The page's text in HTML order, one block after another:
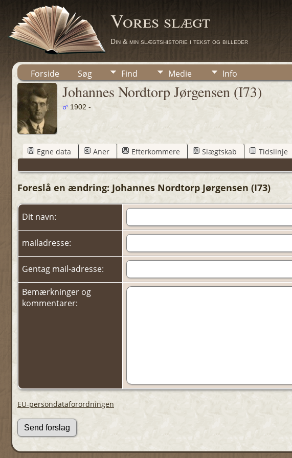
Vores slægt
Din & min slægtshistorie i tekst og billeder
Forside Søg Find Medie Info
Johannes Nordtorp Jørgensen (I73)
1902 -
Egne data Aner Efterkommere Slægtskab Tidslinje
Foreslå en ændring: Johannes Nordtorp Jørgensen (I73)
Dit navn:
mailadresse:
Gentag mail-adresse:
Bemærkninger og
kommentarer:
EU-persondataforordningen